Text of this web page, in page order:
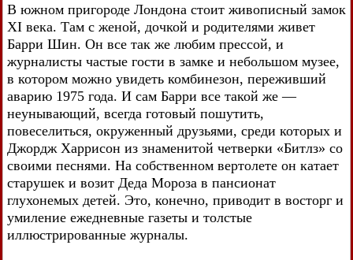
В южном пригороде Лондона стоит живописный замок
XI века. Там с женой, дочкой и родителями живет
Барри Шин. Он все так же любим прессой, и
журналисты частые гости в замке и небольшом музее,
в котором можно увидеть комбинезон, переживший
аварию 1975 года. И сам Барри все такой же —
неунывающий, всегда готовый пошутить,
повеселиться, окруженный друзьями, среди которых и
Джордж Харрисон из знаменитой четверки «Битлз» со
своими песнями. На собственном вертолете он катает
старушек и возит Деда Мороза в пансионат
глухонемых детей. Это, конечно, приводит в восторг и
умиление ежедневные газеты и толстые
иллюстрированные журналы.